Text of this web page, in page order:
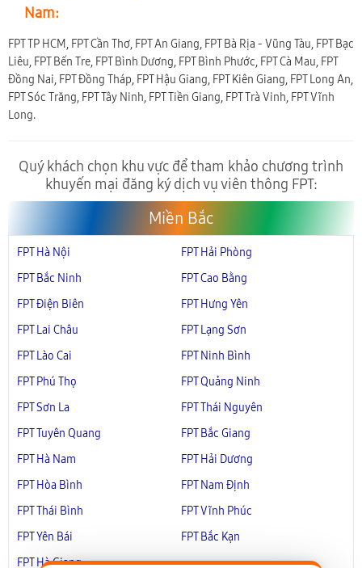
Nam:
FPT TP HCM, FPT Cần Thơ, FPT An Giang, FPT Bà Rịa - Vũng Tàu, FPT Bạc
Liêu, FPT Bến Tre, FPT Bình Dương, FPT Bình Phước, FPT Cà Mau, FPT
Đồng Nai, FPT Đồng Tháp, FPT Hậu Giang, FPT Kiên Giang, FPT Long An,
FPT Sóc Trăng, FPT Tây Ninh, FPT Tiền Giang, FPT Trà Vinh, FPT Vĩnh
Long.
Quý khách chọn khu vực để tham khảo chương trình
khuyến mại đăng ký dịch vụ viên thông FPT:
Miền Bắc
FPT Hà Nội
FPT Hải Phòng
FPT Bắc Ninh
FPT Cao Bằng
FPT Điện Biên
FPT Hưng Yên
FPT Lai Châu
FPT Lạng Sơn
FPT Lào Cai
FPT Ninh Bình
FPT Phú Thọ
FPT Quảng Ninh
FPT Sơn La
FPT Thái Nguyên
FPT Tuyên Quang
FPT Bắc Giang
FPT Hà Nam
FPT Hải Dương
FPT Hòa Bình
FPT Nam Định
FPT Thái Bình
FPT Vĩnh Phúc
FPT Yên Bái
FPT Bắc Kạn
FPT Hà Giang